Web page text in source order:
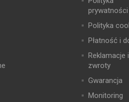
prywatności
Polityka
Płatność i
Reklamacje i
zwroty
Gwarancja
Monitoring